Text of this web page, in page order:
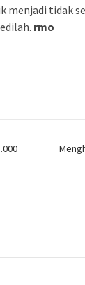
menjadi tidak
rmo